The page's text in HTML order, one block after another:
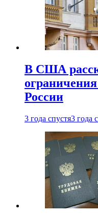
В США
России
3 года спустя3 года